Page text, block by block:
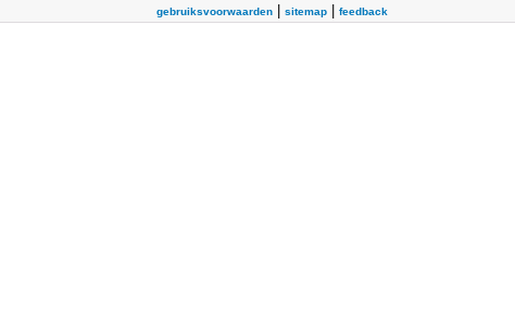
gebruiksvoorwaarden| sitemap| feedback